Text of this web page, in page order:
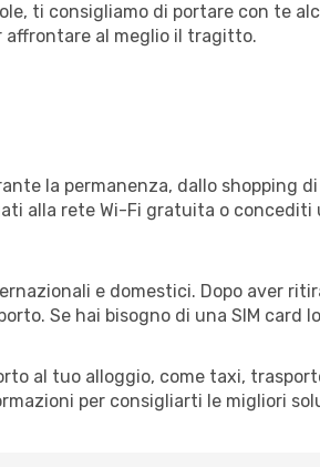
ti consigliamo di portare con te
affrontare al meglio il tragitto.
la permanenza, dallo shopping
alla rete Wi-Fi gratuita o concediti
e domestici. Dopo aver
Se hai bisogno di una SIM card
al tuo alloggio, come taxi,
per consigliarti le migliori